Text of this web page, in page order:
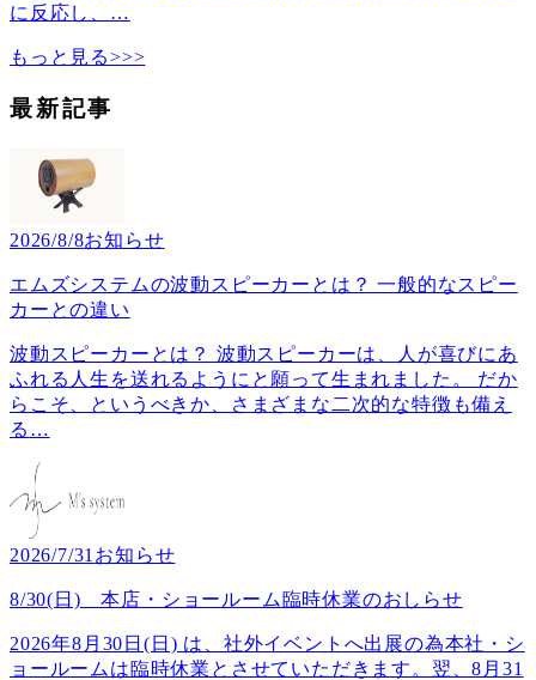
に反応し、 …
もっと見る>>>
最新記事
2026/8/8お知らせ
エムズシステムの波動スピーカーとは？ 一般的なスピー
カーとの違い
波動スピーカーとは？ 波動スピーカーは、人が喜びにあ
ふれる人生を送れるようにと願って生まれました。 だか
らこそ、というべきか、さまざまな二次的な特徴も備え
る …
2026/7/31 お知らせ
8/30(日) 本店・ショールーム臨時休業のおしらせ
2026年8月30日(日) は、社外イベントへ出展の為本社・シ
ョールームは臨時休業とさせていただきます。翌、8月31